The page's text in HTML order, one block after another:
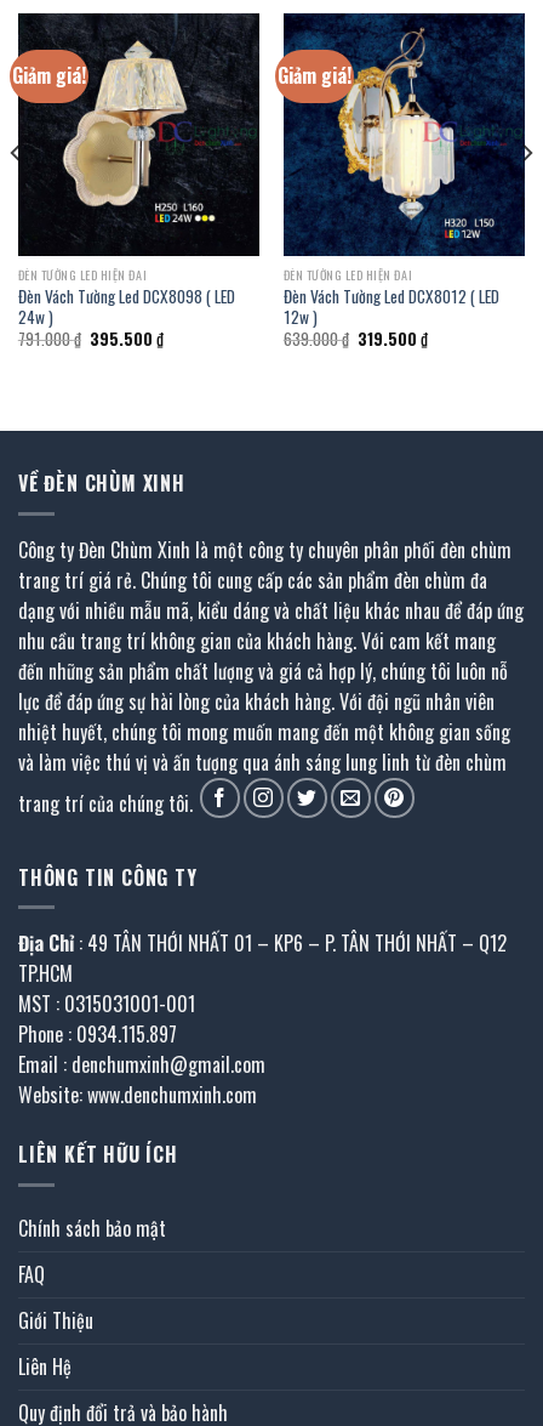
Giảm giá!
ĐÈN TƯỜNG LED HIỆN ĐAI
Đèn Vách Tường Led DCX8098 ( LED
24w )
791.000₫ Giá
gốc
395.500 ₫Giá
hiện
Giảm giá!
ĐÈN TƯỜNG LED HIỆN ĐAI
Đèn Vách Tường Led DCX8012 ( LED
12w )
639.000₫ Giá
gốc
319.500 ₫Giá
hiện
VỀ ĐÈN CHÙM XINH
Công ty Đèn Chùm Xinh là một công ty chuyên phân phối đèn chùm
trang trí giá rẻ. Chúng tôi cung cấp các sản phẩm đèn chùm đa
dạng với nhiều mẫu mã, kiểu dáng và chất liệu khác nhau để đáp ứng
nhu cầu trang trí không gian của khách hàng. Với cam kết mang
đến những sản phẩm chất lượng và giá cả hợp lý, chúng tôi luôn nỗ
lực để đáp ứng sự hài lòng của khách hàng. Với đội ngũ nhân viên
nhiệt huyết, chúng tôi mong muốn mang đến một không gian sống
và làm việc thú vị và ấn tượng qua ánh sáng lung linh từ đèn chùm
trang trí của chúng tôi.
THÔNG TIN CÔNG TY
Địa Chỉ : 49 TÂN THỚI NHẤT 01 – KP6 – P. TÂN THỚI NHẤT – Q12
TP.HCM
MST : 0315031001-001
Phone : 0934.115.897
Email : denchumxinh@gmail.com
Website: www.denchumxinh.com
LIÊN KẾT HỮU ÍCH
Chính sách bảo mật
FAQ
Giới Thiệu
Liên Hệ
Quy định đổi trả và bảo hành